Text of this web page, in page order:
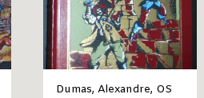
Dumas, Alexandre, OS